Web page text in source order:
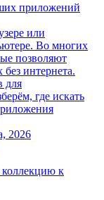
приложений
или
Во многих
позволяют
интернета.
для
где искать
2026